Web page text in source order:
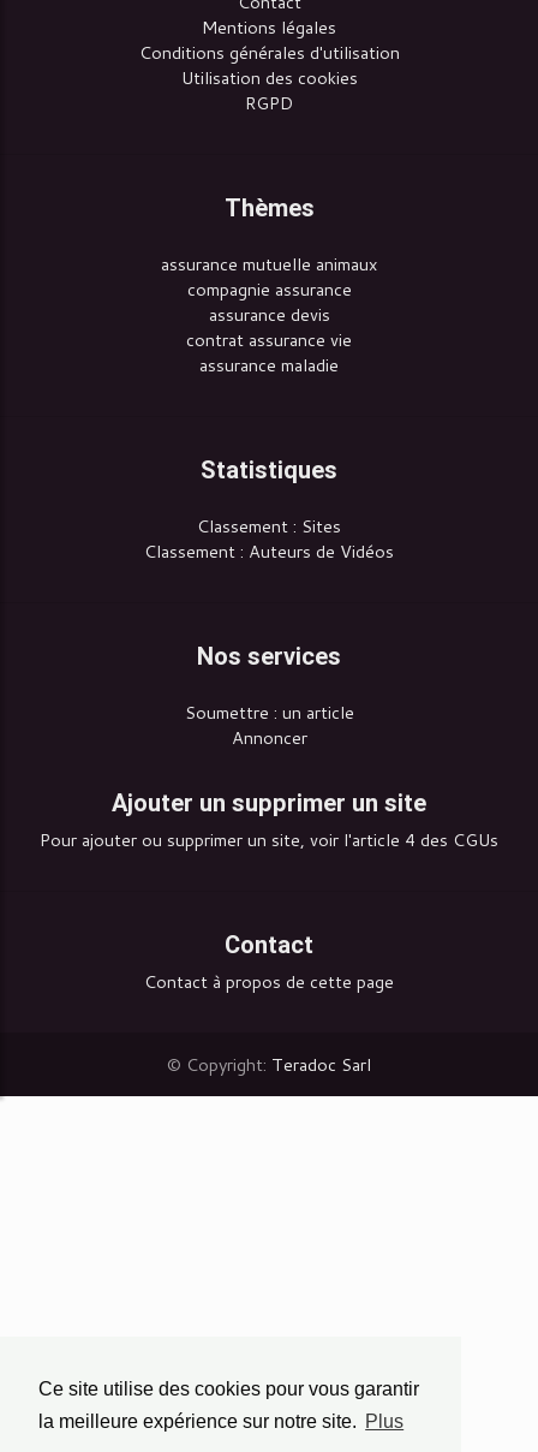
Ce site utilise des cookies pour vous garantir
la meilleure expérience sur notre site. Plus
Mentions légales
Conditions générales d'utilisation
Utilisation des cookies
RGPD
Thèmes
assurance mutuelle animaux
compagnie assurance
assurance devis
contrat assurance vie
assurance maladie
Statistiques
Classement : Sites
Classement : Auteurs de Vidéos
Nos services
Soumettre : un article
Annoncer
Ajouter un supprimer un site
Pour ajouter ou supprimer un site, voir l'article 4 des CGUs
Contact
Contact à propos de cette page
© Copyright: Teradoc Sarl